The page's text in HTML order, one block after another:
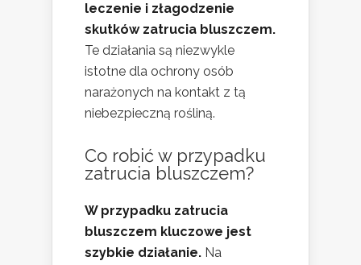
leczenie i złagodzenie
skutków zatrucia bluszczem.
Te działania są niezwykle
istotne dla ochrony osób
narażonych na kontakt z tą
niebezpieczną rośliną.
Co robić w przypadku
zatrucia bluszczem?
W przypadku zatrucia
bluszczem kluczowe jest
szybkie działanie. Na